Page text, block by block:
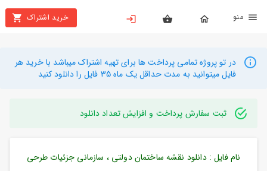
خرید اشتراک
بستن
محصولات
تهیه
راهنما
دانلود
در تو پروژه تمامی پرداخت ها برای تهیه اشتراک میباشد با خرید هر
فایل میتوانید به مدت حداقل یک ماه 35 فایل را دانلود کنید
ثبت سفارش پرداخت و افزایش تعداد دانلود
نام فایل : دانلود نقشه ساختمان دولتی ، سازمانی جزئیات طرحی